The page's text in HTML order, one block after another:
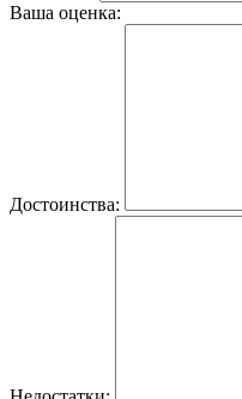
Ваша оценка:
Достоинства: